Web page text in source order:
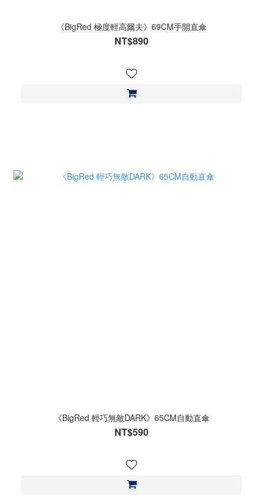
《BigRed 極度輕高爾夫》69CM手開直傘
NT$890
《BigRed 輕巧無敵DARK》65CM自動直傘
NT$590